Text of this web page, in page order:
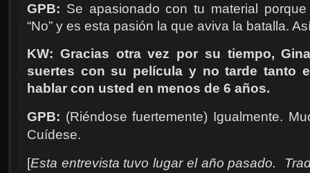
GPB: Se apasionado con tu material
“No” y es esta pasión la que aviva la batalla.
KW: Gracias otra vez por su tiempo,
suertes con su película y no tarde tanto
hablar con usted en menos de 6 años.
GPB: (Riéndose fuertemente) Igualmente.
Cuídese.
[Esta entrevista tuvo lugar el año pasado.